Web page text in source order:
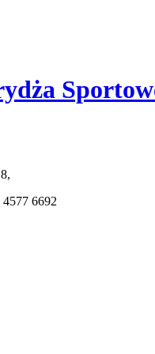
,
4577 6692